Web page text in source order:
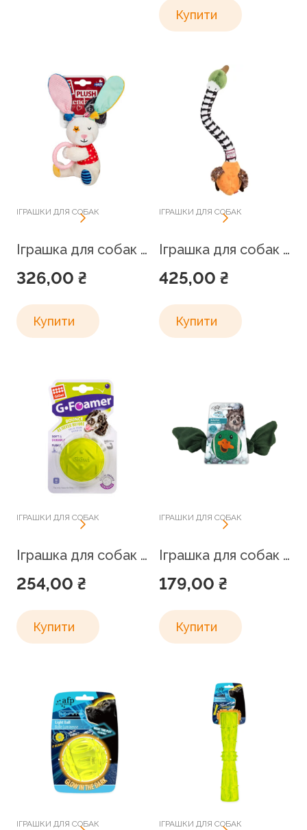
ТМ Продукт
Купити
ІГРАШКИ ДЛЯ СОБАК
Іграшка для собак Зайчик з кільцем та пищалкою GiGwi Plush, текстиль, термопластична гума, 16 см
326,00 ₴
Купити
ІГРАШКИ ДЛЯ СОБАК
Іграшка для собак Качка з хутряною шиєю та пищалкою GiGwi Crunchy 54 см
425,00 ₴
Купити
ІГРАШКИ ДЛЯ СОБАК
Іграшка для собак М’яч повнотілий GiGwi G-foamer, спінена гума, 6,5 см
254,00 ₴
Купити
ІГРАШКИ ДЛЯ СОБАК
Іграшка для собак М’яч-качка AFP, 20 x 14 x 1.5 см
179,00 ₴
Купити
ІГРАШКИ ДЛЯ СОБАК ІГРАШКИ ДЛЯ СОБАК